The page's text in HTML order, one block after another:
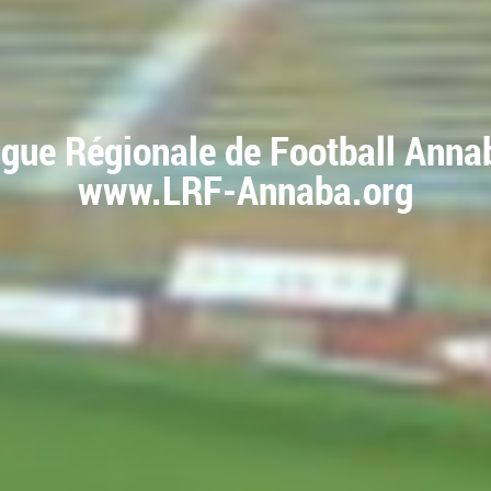
Régionale de Football
www.LRF-Annaba.org